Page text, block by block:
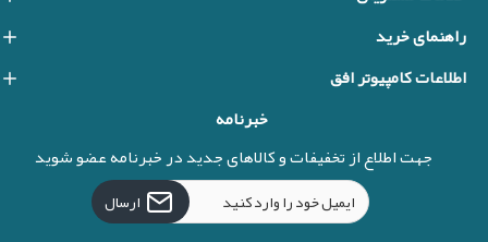
راهنمای خرید
اطلاعات کامپیوتر افق
خبرنامه
جهت اطلاع از تخفیفات و کالاهای جدید در خبرنامه عضو شوید
ارسال